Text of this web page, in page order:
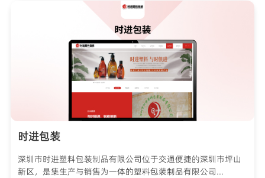
时进包装
深圳市时进塑料包装制品有限公司位于交通便捷的深圳市坪山
新区，是集生产与销售为一体的塑料包装制品有限公司...